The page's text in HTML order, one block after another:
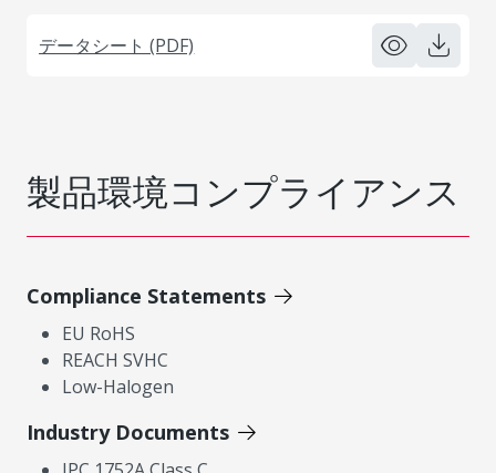
データシート (PDF)
製品環境コンプライアンス
Compliance Statements
EU RoHS
REACH SVHC
Low-Halogen
Industry Documents